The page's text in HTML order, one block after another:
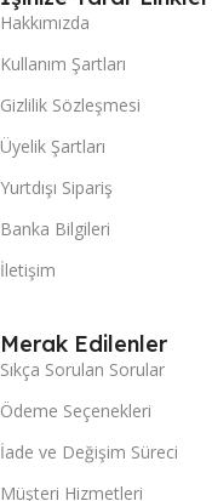
Hakkımızda
Kullanım Şartları
Gizlilik Sözleşmesi
Üyelik Şartları
Yurtdışı Sipariş
Banka Bilgileri
İletişim
Merak Edilenler
Sıkça Sorulan Sorular
Ödeme Seçenekleri
İade ve Değişim Süreci
Müşteri Hizmetleri